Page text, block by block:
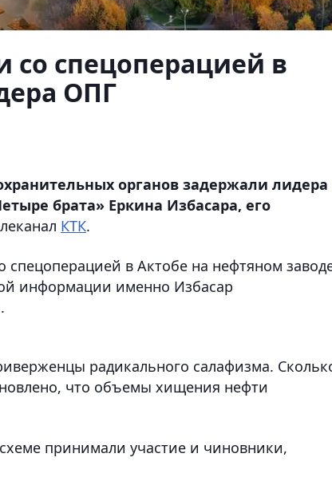
спецоперацией в
ОПГ
органов задержали лидера
брата» Еркина Избасара, его
КТК.
в Актобе на нефтяном
информации именно Избасар
радикального салафизма.
что объемы хищения нефти
принимали участие и чиновники,